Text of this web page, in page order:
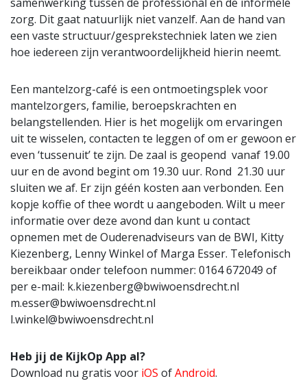
zorg. Dit gaat natuurlijk niet vanzelf. Aan de hand van
een vaste structuur/gesprekstechniek laten we zien
hoe iedereen zijn verantwoordelijkheid hierin neemt.
Een mantelzorg-café is een ontmoetingsplek voor
mantelzorgers, familie, beroepskrachten en
belangstellenden. Hier is het mogelijk om ervaringen
uit te wisselen, contacten te leggen of om er gewoon er
even ‘tussenuit’ te zijn. De zaal is geopend vanaf 19.00
uur en de avond begint om 19.30 uur. Rond 21.30 uur
sluiten we af. Er zijn géén kosten aan verbonden. Een
kopje koffie of thee wordt u aangeboden. Wilt u meer
informatie over deze avond dan kunt u contact
opnemen met de Ouderenadviseurs van de BWI, Kitty
Kiezenberg, Lenny Winkel of Marga Esser. Telefonisch
bereikbaar onder telefoon nummer: 0164 672049 of
per e-mail: k.kiezenberg@bwiwoensdrecht.nl
m.esser@bwiwoensdrecht.nl
l.winkel@bwiwoensdrecht.nl
Heb jij de KijkOp App al?
Download nu gratis voor iOS ofAndroid.